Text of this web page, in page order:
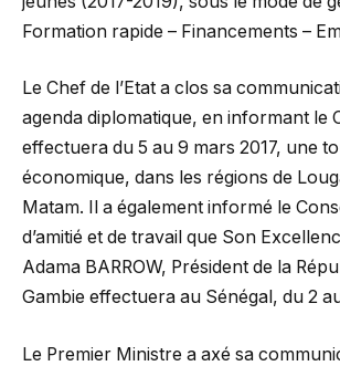
Formation rapide – Financements –
Le Chef de l’Etat a clos sa
agenda diplomatique, en informant le
effectuera du 5 au 9 mars 2017, une
économique, dans les régions de
Matam. Il a également informé le
d’amitié et de travail que Son
Adama BARROW, Président de la
Gambie effectuera au Sénégal, du 2
Le Premier Ministre a axé sa